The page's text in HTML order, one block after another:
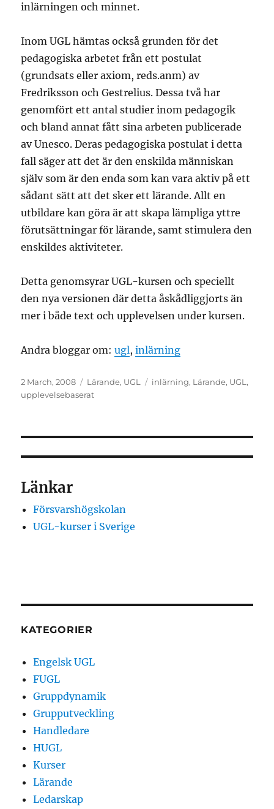
inlärningen och minnet.
Inom UGL hämtas också grunden för det
pedagogiska arbetet från ett postulat
(grundsats eller axiom, reds.anm) av
Fredriksson och Gestrelius. Dessa två har
genomfört ett antal studier inom pedagogik
och bland annat fått sina arbeten publicerade
av Unesco. Deras pedagogiska postulat i detta
fall säger att det är den enskilda människan
själv som är den enda som kan vara aktiv på ett
sådant sätt att det sker ett lärande. Allt en
utbildare kan göra är att skapa lämpliga yttre
förutsättningar för lärande, samt stimulera den
enskildes aktiviteter.
Detta genomsyrar UGL-kursen och speciellt
den nya versionen där detta åskådliggjorts än
mer i både text och upplevelsen under kursen.
Andra bloggar om:ugl,inlärning
Posted
on
2 March, 2008 Categories
Lärande, UGL Tags
inlärning, Lärande, UGL ,
upplevelsebaserat
Länkar
Försvarshögskolan
UGL-kurser i Sverige
KATEGORIER
Engelsk UGL
FUGL
Gruppdynamik
Grupputveckling
Handledare
HUGL
Kurser
Lärande
Ledarskap